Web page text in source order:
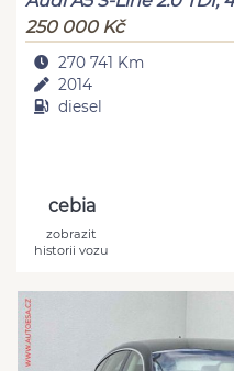
250 000 Kč
270 741 Km
2014
diesel
cebia
zobrazit
historii vozu